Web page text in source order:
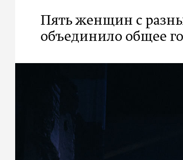
Пять женщин с
объединило общее